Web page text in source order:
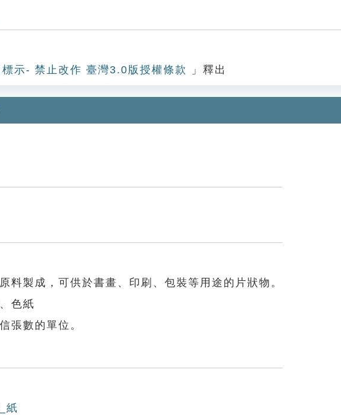
示- 禁止改作 臺灣3.0版授權條款 」釋出
料製成，可供於書畫、印刷、包裝等用途的片狀物。
色紙
張數的單位。
紙